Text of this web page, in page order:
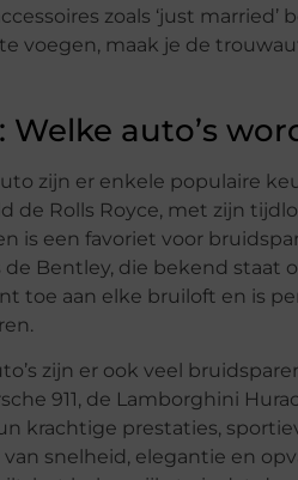
zoals ‘just
voegen, maak je de
auto’s
zijn er enkele populaire
de Rolls Royce, met zijn
is een favoriet voor
Bentley, die bekend staat
toe aan elke bruiloft en is
zijn er ook veel
911, de Lamborghini
krachtige prestaties,
snelheid, elegantie en